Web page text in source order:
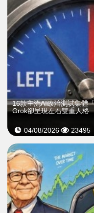
16款主流AI政治測試集體
Grok卻呈現左右雙重人格
04/08/2026 23495